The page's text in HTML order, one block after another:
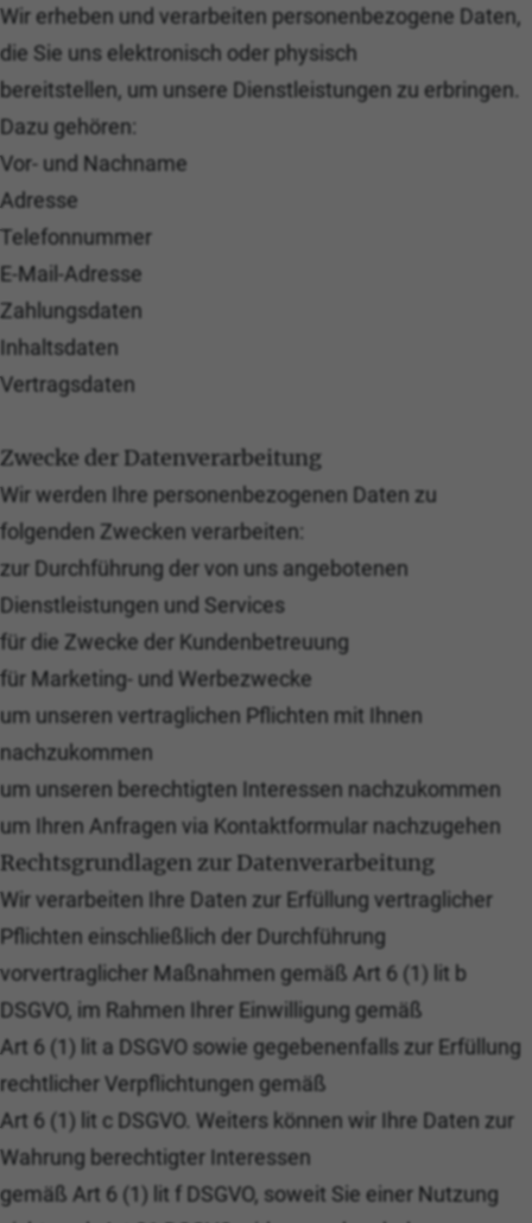
Wir erheben und verarbeiten personenbezogene Daten,
die Sie uns elektronisch oder physisch
bereitstellen, um unsere Dienstleistungen zu erbringen.
Dazu gehören:
Vor- und Nachname
Adresse
Telefonnummer
E-Mail-Adresse
Zahlungsdaten
Inhaltsdaten
Vertragsdaten
Zwecke der Datenverarbeitung
Wir werden Ihre personenbezogenen Daten zu
folgenden Zwecken verarbeiten:
zur Durchführung der von uns angebotenen
Dienstleistungen und Services
für die Zwecke der Kundenbetreuung
für Marketing- und Werbezwecke
um unseren vertraglichen Pflichten mit Ihnen
nachzukommen
um unseren berechtigten Interessen nachzukommen
um Ihren Anfragen via Kontaktformular nachzugehen
Rechtsgrundlagen zur Datenverarbeitung
Wir verarbeiten Ihre Daten zur Erfüllung vertraglicher
Pflichten einschließlich der Durchführung
vorvertraglicher Maßnahmen gemäß Art 6 (1) lit b
DSGVO, im Rahmen Ihrer Einwilligung gemäß
Art 6 (1) lit a DSGVO sowie gegebenenfalls zur Erfüllung
rechtlicher Verpflichtungen gemäß
Art 6 (1) lit c DSGVO. Weiters können wir Ihre Daten zur
Wahrung berechtigter Interessen
gemäß Art 6 (1) lit f DSGVO, soweit Sie einer Nutzung